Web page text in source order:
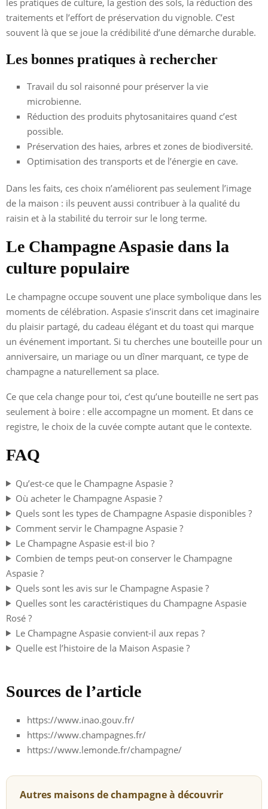
traitements et l’effort de préservation du vignoble. C’est
souvent là que se joue la crédibilité d’une démarche durable.
Les bonnes pratiques à rechercher
Travail du sol raisonné pour préserver la vie
microbienne.
Réduction des produits phytosanitaires quand c’est
possible.
Préservation des haies, arbres et zones de biodiversité.
Optimisation des transports et de l’énergie en cave.
Dans les faits, ces choix n’améliorent pas seulement l’image
de la maison : ils peuvent aussi contribuer à la qualité du
raisin et à la stabilité du terroir sur le long terme.
Le Champagne Aspasie dans la
culture populaire
Le champagne occupe souvent une place symbolique dans les
moments de célébration. Aspasie s’inscrit dans cet imaginaire
du plaisir partagé, du cadeau élégant et du toast qui marque
un événement important. Si tu cherches une bouteille pour un
anniversaire, un mariage ou un dîner marquant, ce type de
champagne a naturellement sa place.
Ce que cela change pour toi, c’est qu’une bouteille ne sert pas
seulement à boire : elle accompagne un moment. Et dans ce
registre, le choix de la cuvée compte autant que le contexte.
FAQ
Qu’est-ce que le Champagne Aspasie ?
Où acheter le Champagne Aspasie ?
Quels sont les types de Champagne Aspasie disponibles ?
Comment servir le Champagne Aspasie ?
Le Champagne Aspasie est-il bio ?
Combien de temps peut-on conserver le Champagne
Aspasie ?
Quels sont les avis sur le Champagne Aspasie ?
Quelles sont les caractéristiques du Champagne Aspasie
Rosé ?
Le Champagne Aspasie convient-il aux repas ?
Quelle est l’histoire de la Maison Aspasie ?
Sources de l’article
https://www.inao.gouv.fr/
https://www.champagnes.fr/
https://www.lemonde.fr/champagne/
Autres maisons de champagne à découvrir